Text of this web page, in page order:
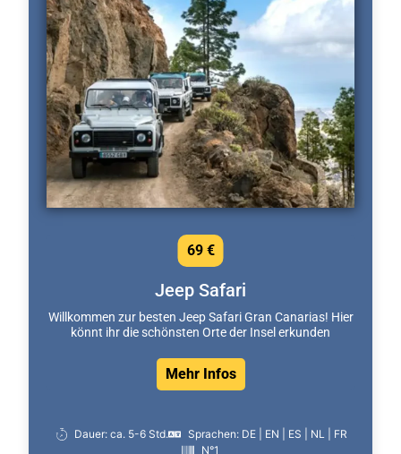
Jeep Safari
Willkommen zur besten Jeep Safari Gran Canarias! Hier
könnt ihr die schönsten Orte der Insel erkunden
Mehr Infos
69 €
Dauer: ca. 5-6 Std.
Sprachen: DE | EN | ES | NL | FR
N°1